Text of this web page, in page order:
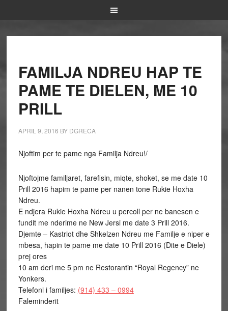
FAMILJA NDREU HAP TE
PAME TE DIELEN, ME 10
PRILL
APRIL 9, 2016 BY DGRECA
Njoftim per te pame nga Familja Ndreu!/
Njoftojme familjaret, farefisin, miqte, shoket, se me date 10
Prill 2016 hapim te pame per nanen tone Rukie Hoxha
Ndreu.
E ndjera Rukie Hoxha Ndreu u percoll per ne banesen e
fundit me nderime ne New Jersi me date 3 Prill 2016.
Djemte – Kastriot dhe Shkelzen Ndreu me Familje e niper e
mbesa, hapin te pame me date 10 Prill 2016 (Dite e Diele)
prej ores
10 am deri me 5 pm ne Restorantin “Royal Regency” ne
Yonkers.
Telefoni i familjes: (914) 433 – 0994
Faleminderit